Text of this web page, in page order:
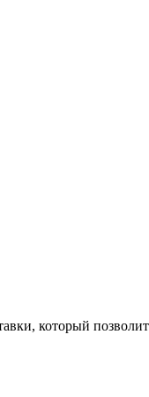
который